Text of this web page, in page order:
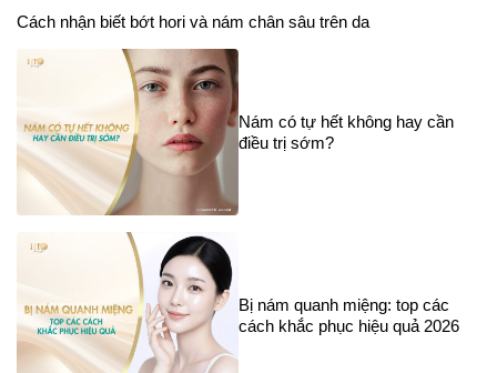
Cách nhận biết bớt hori và nám chân sâu trên da
Nám có tự hết không hay cần
điều trị sớm?
Bị nám quanh miệng: top các
cách khắc phục hiệu quả 2026